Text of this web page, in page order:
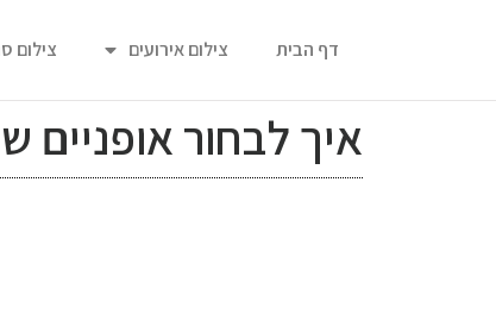
דף הבית צילום אירועים צילום
איך לבחור